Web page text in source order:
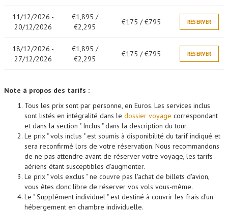
11/12/2026 -
20/12/2026
€1,895 /
€2,295
€175 / €795 RÉSERVER
18/12/2026 -
27/12/2026
€1,895 /
€2,295
€175 / €795 RÉSERVER
Note à propos des tarifs :
Tous les prix sont par personne, en Euros. Les services inclus
sont listés en intégralité dans le dossier voyage correspondant
et dans la section " Inclus " dans la description du tour.
Le prix " vols inclus " est soumis à disponibilité du tarif indiqué et
sera reconfirmé lors de votre réservation. Nous recommandons
de ne pas attendre avant de réserver votre voyage, les tarifs
aériens étant susceptibles d'augmenter.
Le prix " vols exclus " ne couvre pas l'achat de billets d'avion,
vous êtes donc libre de réserver vos vols vous-même.
Le " Supplément individuel " est destiné à couvrir les frais d'un
hébergement en chambre individuelle.